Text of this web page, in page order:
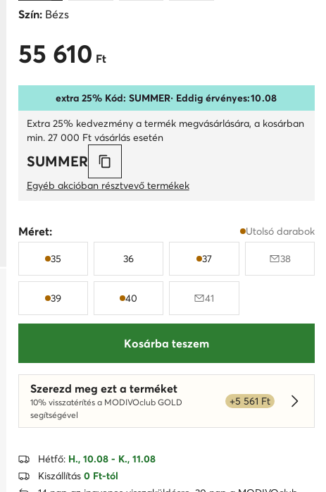
Szín:Bézs
55 610 Ft
55 610 Ft
extra 25% Kód: SUMMER· Eddig érvényes:10.08
Extra 25% kedvezmény a termék megvásárlására, a kosárban
min. 27 000 Ft vásárlás esetén
SUMMER
Egyéb akcióban résztvevő termékek
Méret: Utolsó darabok
35 36 37 38
39 40 41
Kosárba teszem
Szerezd meg ezt a terméket
10% visszatérítés a MODIVOclub GOLD
segítségével
+5 561 Ft
Hétfő: H., 10.08 - K., 11.08
Kiszállítás 0 Ft-tól